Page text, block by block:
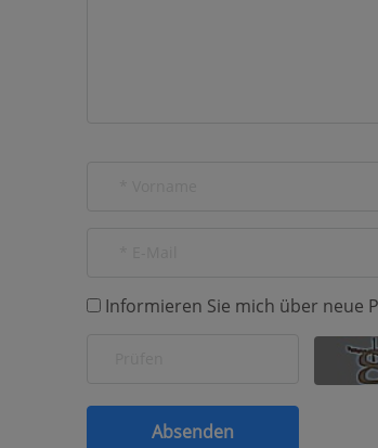
Informieren Sie mich über neue